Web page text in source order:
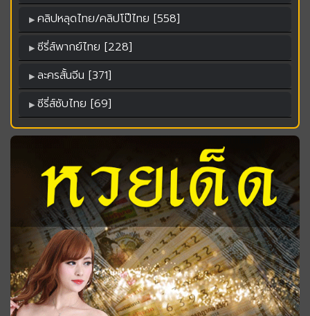
คลิปหลุดไทย/คลิปโป๊ไทย [558]
ซีรี่ส์พากย์ไทย [228]
ละครสั้นจีน [371]
ซีรี่ส์ซับไทย [69]